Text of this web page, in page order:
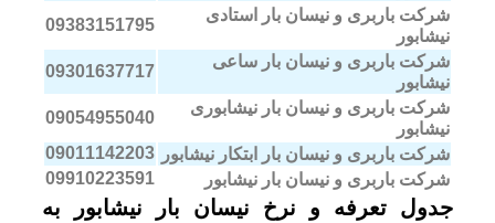
شرکت باربری و نیسان بار استادی
نیشابور
09383151795
شرکت باربری و نیسان بار ساعی
نیشابور
09301637717
شرکت باربری و نیسان بار نیشابوری
نیشابور
09054955040
شرکت باربری و نیسان بار ابتکار نیشابور 09011142203
شرکت باربری و نیسان بار نیشابور
09910223591
جدول تعرفه و نرخ نیسان بار نیشابور به